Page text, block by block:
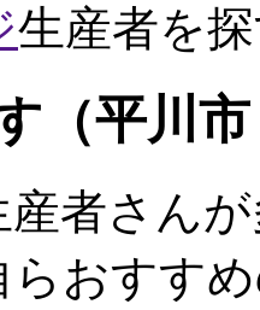
生産者を
（平川
者さん
おすす